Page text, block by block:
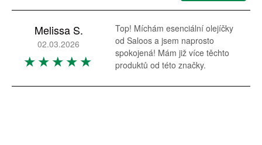
Melissa S.
02.03.2026
Top! Míchám esenciální olejíčky
od Saloos a jsem naprosto
spokojená! Mám již více těchto
produktů od této značky.